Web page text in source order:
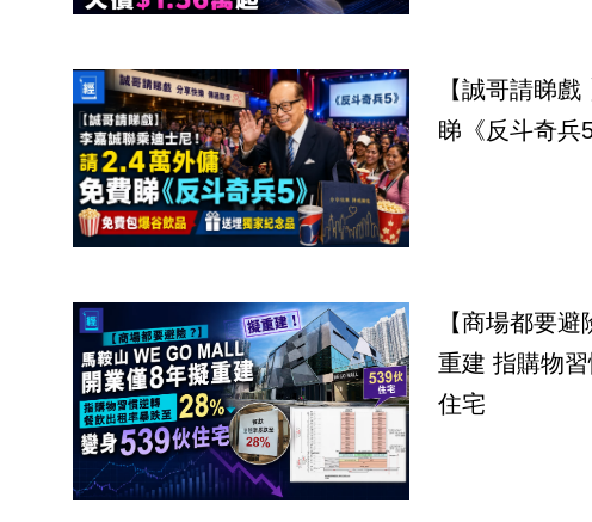
【誠哥請睇
睇《反斗奇兵
【商場都要
重建 指購物
住宅